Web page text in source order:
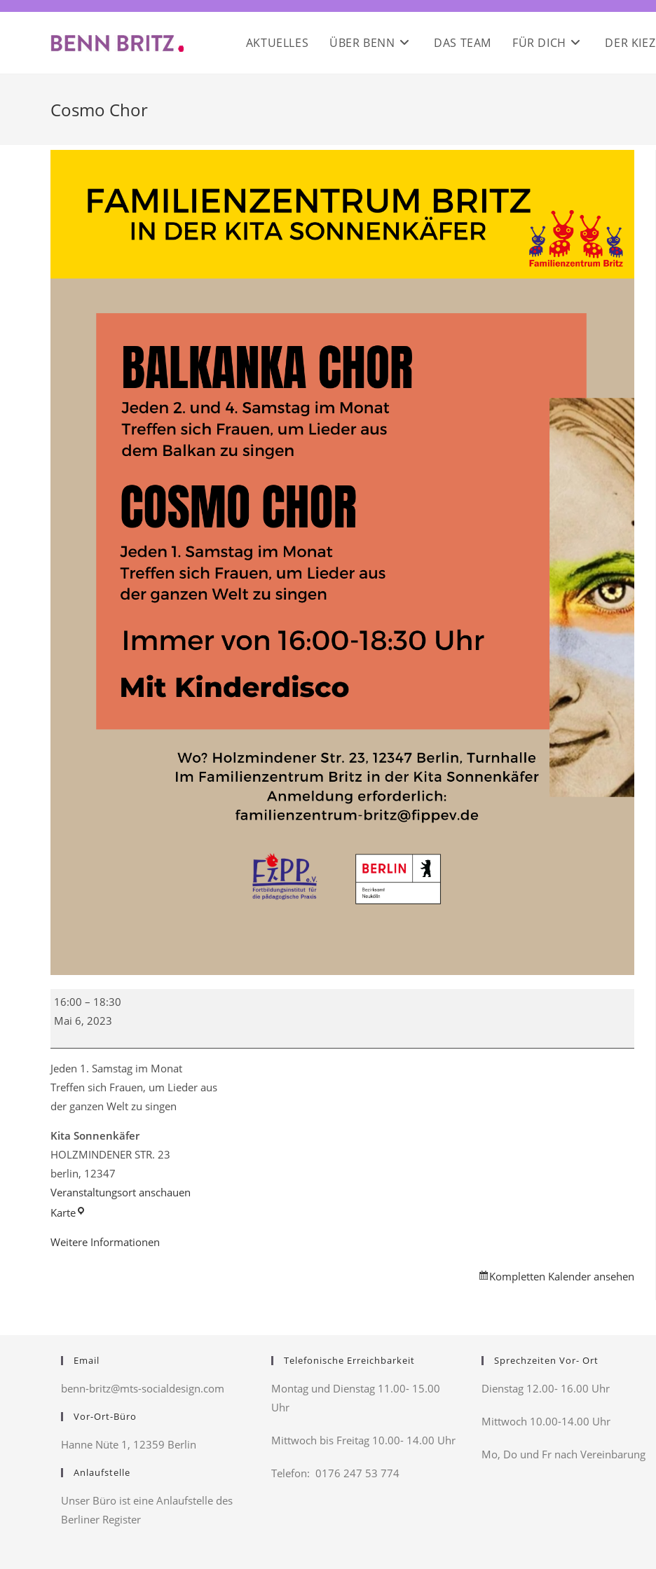
AKTUELLES ÜBER BENN DAS TEAM FÜR DICH DER KIEZ
Cosmo Chor
Cosmo
Chor
16:00 – 18:30
Mai 6, 2023
Jeden 1. Samstag im Monat
Treffen sich Frauen, um Lieder aus
der ganzen Welt zu singen
Kita Sonnenkäfer
HOLZMINDENER STR. 23
berlin, 12347
Veranstaltungsort anschauen
KarteKita
Weitere Informationen
Kompletten Kalender ansehen
Email
benn-britz@mts-socialdesign.com
Vor-Ort-Büro
Hanne Nüte 1, 12359 Berlin
Anlaufstelle
Unser Büro ist eine Anlaufstelle des
Berliner Register
Telefonische Erreichbarkeit
Montag und Dienstag 11.00- 15.00
Uhr
Mittwoch bis Freitag 10.00- 14.00 Uhr
Telefon: 0176 247 53 774
Sprechzeiten Vor- Ort
Dienstag 12.00- 16.00 Uhr
Mittwoch 10.00-14.00 Uhr
Mo, Do und Fr nach Vereinbarung